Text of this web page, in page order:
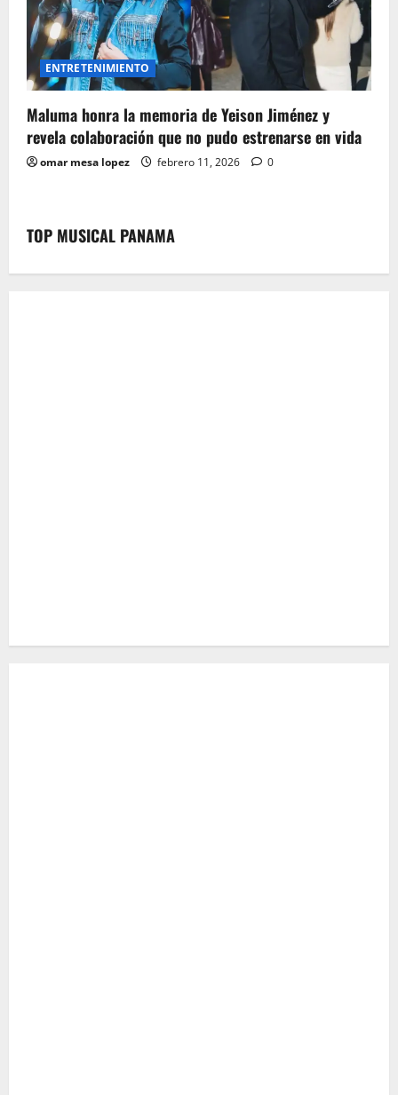
ENTRETENIMIENTO
Maluma honra la memoria de Yeison Jiménez y
revela colaboración que no pudo estrenarse en vida
omar mesa lopez febrero 11, 2026 0
TOP MUSICAL PANAMA